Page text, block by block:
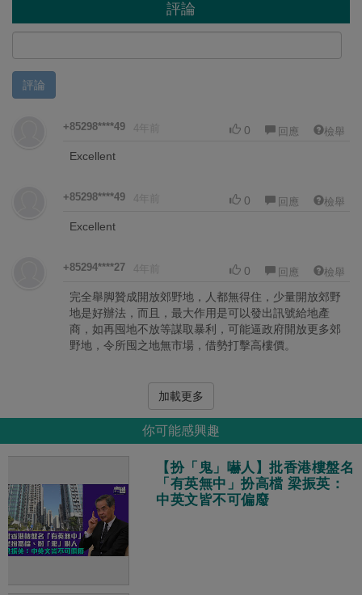
評論
評論
+85298****49 4年前 0 回應 檢舉
Excellent
+85298****49 4年前 0 回應 檢舉
Excellent
+85294****27 4年前 0 回應 檢舉
完全舉脚贊成開放郊野地，人都無得住，少量開放郊野
地是好辦法，而且，最大作用是可以發出訊號給地產
商，如再囤地不放等謀取暴利，可能逼政府開放更多郊
野地，令所囤之地無市場，借勢打擊高樓價。
加載更多
你可能感興趣
【扮「鬼」嚇人】批香港樓盤名
「有英無中」扮高檔 梁振英：
中英文皆不可偏廢